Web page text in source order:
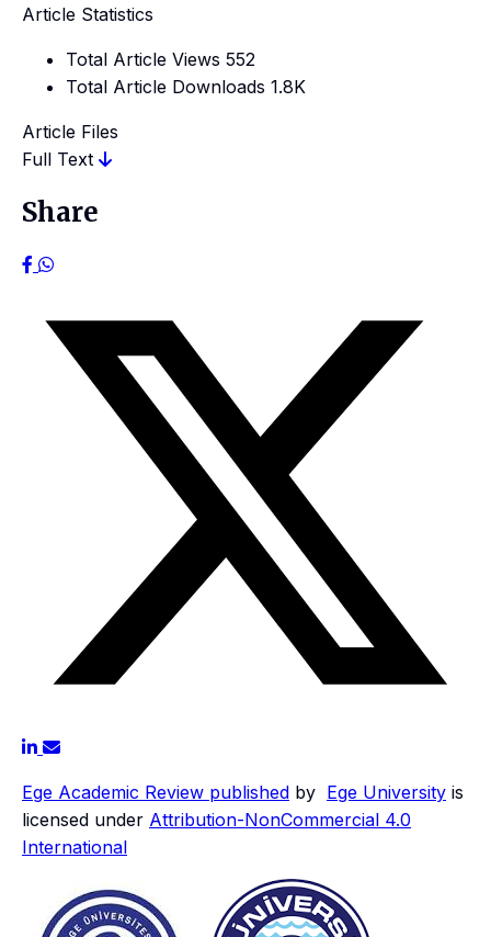
Article Statistics
Total Article Views 552
Total Article Downloads 1.8K
Article Files
Full Text
Share
Ege Academic Review published by Ege University is
licensed under Attribution-NonCommercial 4.0
International